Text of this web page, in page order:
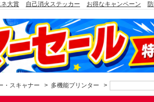
大賞 自己消火ステッカー お得なキャンペーン
・スキャナー > 多機能プリンター >